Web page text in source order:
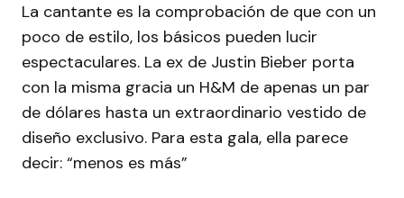
La cantante es la comprobación de que con un
poco de estilo, los básicos pueden lucir
espectaculares. La ex de Justin Bieber porta
con la misma gracia un H&M de apenas un par
de dólares hasta un extraordinario vestido de
diseño exclusivo. Para esta gala, ella parece
decir: “menos es más”